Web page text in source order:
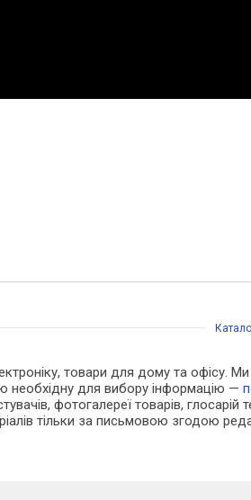
товари для дому та офісу.
необхідну для вибору інформацію —
фотогалереї товарів, глосарій
тільки за письмовою згодою